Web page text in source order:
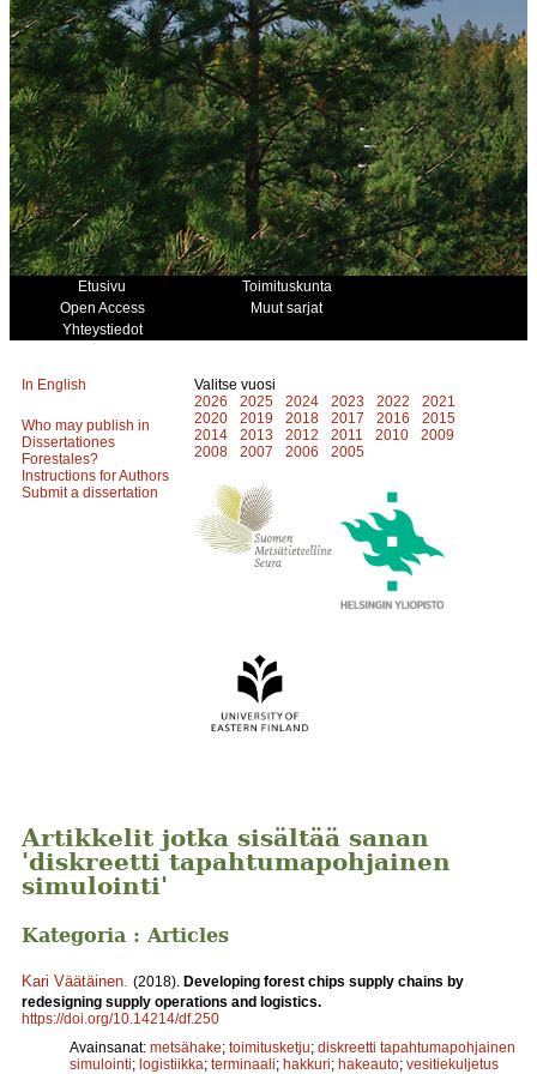
Etusivu
Toimituskunta
Open Access
Muut sarjat
Yhteystiedot
In English
Who may publish in
Dissertationes
Forestales?
Instructions for Authors
Submit a dissertation
Valitse vuosi
2026
2025 2024 2023 2022
2021
2020
2019 2018 2017 2016
2015
2014
2013 2012 2011 2010
2009
2008
2007 2006 2005
Artikkelit jotka sisältää sanan
'diskreetti tapahtumapohjainen
simulointi'
Kategoria : Articles
Kari Väätäinen (2018). Developing forest chips supply chains by
redesigning supply operations and logistics.
https://doi.org/10.14214/df.250
Avainsanat: metsähake; toimitusketju; diskreetti tapahtumapohjainen
simulointi; logistiikka; terminaali; hakkuri; hakeauto; vesitiekuljetus